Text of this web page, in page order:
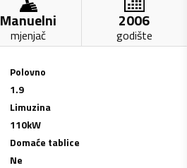
Manuelni
mjenjač
2006
godište
Polovno
1.9
Limuzina
110kW
Domaće tablice
Ne